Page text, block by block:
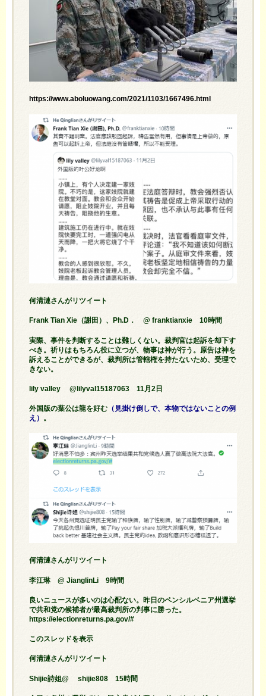
https://www.aboluowang.com/2021/1103/1667496.html
何清漣さんがリツイート
Frank Tian Xie（謝田）、Ph.D． @ franktianxie 10時間
実際、事件を判断することは難しくない。裁判官は起訴を却下す
べき。祈りはもちろん役に立つが、物事は神が行う。原告は神を
訴えることができるが、裁判所は管轄権を持たないため、受理で
きない。
lily valley @lilyval15187063 11月2日
外国版の葉公は龍を好む（見掛け倒しで、本物ではないことの例
え）
。
何清漣さんがリツイート
李江琳 @ JianglinLi 9時間
良いニュースが多いのは心配ない。昨日のペンシルベニア州選挙
で共和党の候補者が最高裁判所の判事に勝った。
https://electionreturns.pa.gov/#
このスレッドを表示
何清漣さんがリツイート
Shijie詩姐@ shijie808 15時間